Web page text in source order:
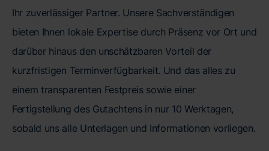
Ihr zuverlässiger Partner. Unsere Sachverständigen
bieten Ihnen lokale Expertise durch Präsenz vor Ort und
darüber hinaus den unschätzbaren Vorteil der
kurzfristigen Terminverfügbarkeit. Und das alles zu
einem transparenten Festpreis sowie einer
Fertigstellung des Gutachtens in nur 10 Werktagen,
sobald uns alle Unterlagen und Informationen vorliegen.